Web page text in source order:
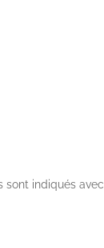
sont indiqués avec